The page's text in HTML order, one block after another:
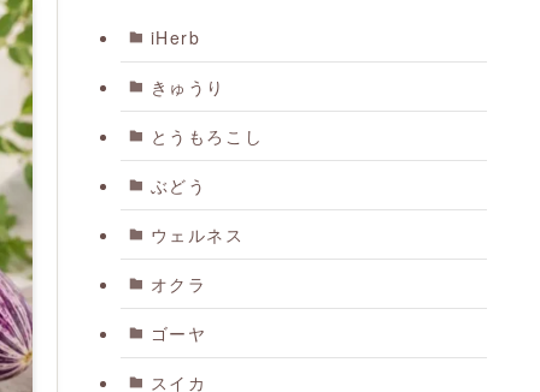
iHerb
きゅうり
とうもろこし
ぶどう
ウェルネス
オクラ
ゴーヤ
スイカ